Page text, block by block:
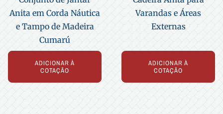
Anita em Corda Náutica
e Tampo de Madeira
Cumarú
ADICIONAR À
COTAÇÃO
Varandas e Áreas
Externas
ADICIONAR À
COTAÇÃO